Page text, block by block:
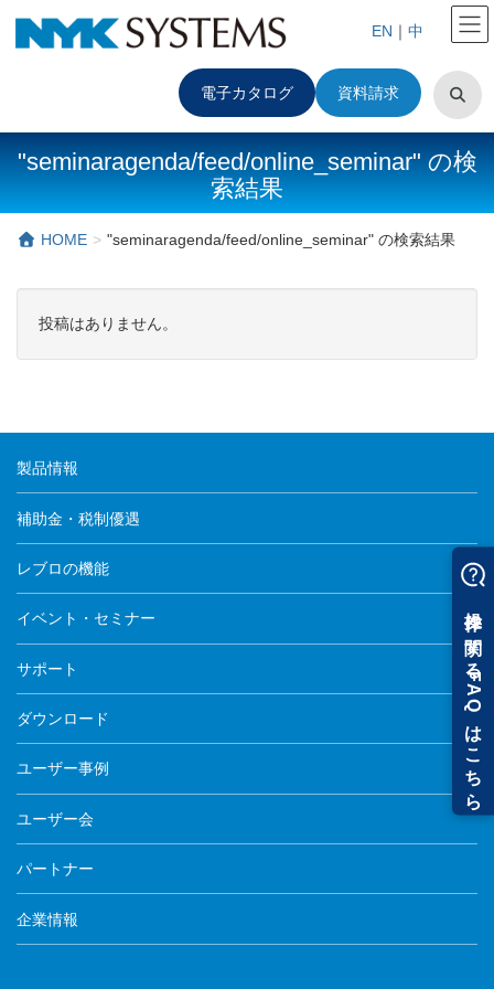
EN ｜ 中
電子カタログ 資料請求
"seminaragenda/feed/online_seminar" の検
索結果
HOME "seminaragenda/feed/online_seminar" の検索結果
投稿はありません。
製品情報
補助金・税制優遇
レブロの機能
イベント・セミナー
サポート
ダウンロード
ユーザー事例
ユーザー会
パートナー
企業情報